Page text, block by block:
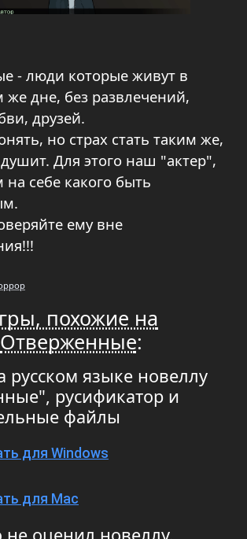
- люди которые живут в
дне, без развлечений,
друзей.
но страх стать таким же,
Для этого наш "актер",
себе какого быть
ему вне
похожие на
Отверженные:
русском языке новеллу
русификатор и
файлы
для Windows
для Mac